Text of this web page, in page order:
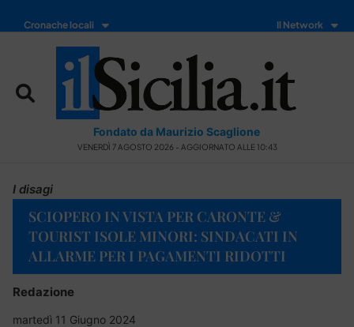
Cronache locali Il Network
Fondato da Maurizio Scaglione
VENERDÌ 7 AGOSTO 2026 - AGGIORNATO ALLE 10:43
I disagi
SCIOPERO IN VISTA PER CARONTE &
TOURIST ISOLE MINORI: SINDACATI IN
ALLARME PER I PAGAMENTI RIDOTTI
Redazione
martedì 11 Giugno 2024